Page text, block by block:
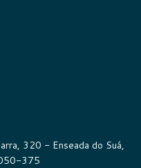
320 - Enseada do Suá,
375